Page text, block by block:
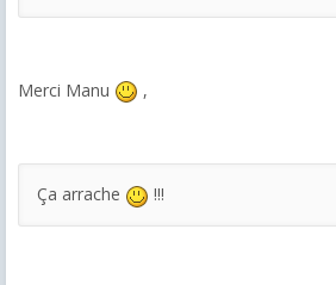
Merci Manu ,
Ça arrache !!!